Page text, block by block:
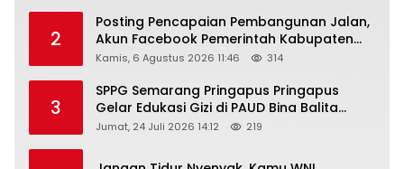
2
Posting Pencapaian Pembangunan Jalan,
Akun Facebook Pemerintah Kabupaten
Rembang “Dirujak” Warganet
Kamis, 6 Agustus 2026 11:46 314
3
SPPG Semarang Pringapus Pringapus
Gelar Edukasi Gizi di PAUD Bina Balita
Peringati Hari Anak Nasional 2026
Jumat, 24 Juli 2026 14:12 219